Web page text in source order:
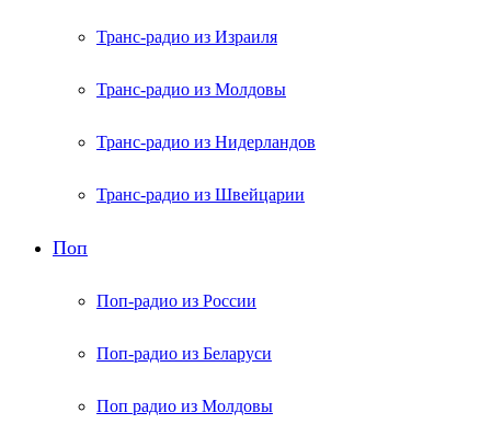
Транс-радио из Израиля
Транс-радио из Молдовы
Транс-радио из Нидерландов
Транс-радио из Швейцарии
Поп
Поп-радио из России
Поп-радио из Беларуси
Поп радио из Молдовы